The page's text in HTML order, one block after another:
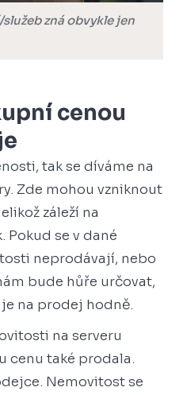
zná obvykle jen
cenou
tak se díváme na
Zde mohou vzniknout
záleží na
Pokud se v dané
neprodávají, nebo
bude hůře určovat,
na prodej hodně.
na serveru
cenu také prodala.
Nemovitost se